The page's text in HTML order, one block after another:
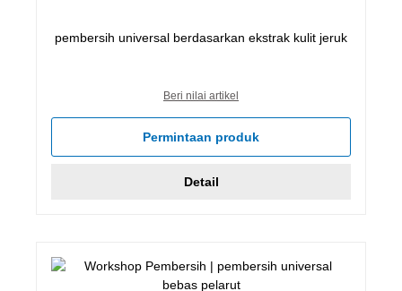
pembersih universal berdasarkan ekstrak kulit jeruk
Beri nilai artikel
Permintaan produk
Detail